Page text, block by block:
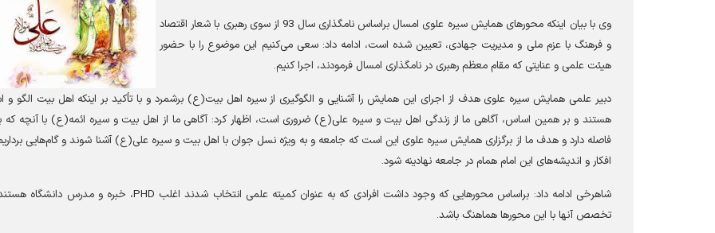
وی با بیان اینکه محورهای همایش سیره علوی امسال براساس نامگذاری سال 93 از سوی رهبری با شعار اقتصاد
و فرهنگ با عزم ملی و مدیریت جهادی، تعیین شده است، ادامه داد: سعی میکنیم این موضوع را با حضور
هیئت علمی و عنایتی که مقام معظم رهبری در نامگذاری امسال فرمودند، اجرا کنیم.
دبیر علمی همایش سیره علوی هدف از اجرای این همایش را آشنایی و الگوگیری از سیره اهل بیت(ع) برشمرد و با تأکید بر اینکه اهل بیت الگو و
هستند و بر همین اساس، آگاهی ما از زندگی اهل بیت و سیره علی(ع) ضروری است، اظهار کرد: آگاهی ما از اهل بیت و سیره ائمه(ع) با آنچه که
فاصله دارد و هدف ما از برگزاری همایش سیره علوی این است که جامعه و به ویژه نسل جوان با اهل بیت و سیره علی(ع) آشنا شوند و گامهایی
افکار و اندیشههای این امام همام در جامعه نهادینه شود.
شاهرخی ادامه داد: براساس محورهایی که وجود داشت افرادی که به عنوان کمیته علمی انتخاب شدند اغلب PHD، خبره و مدرس دانشگاه
تخصص آنها با این محورها هماهنگ باشد.